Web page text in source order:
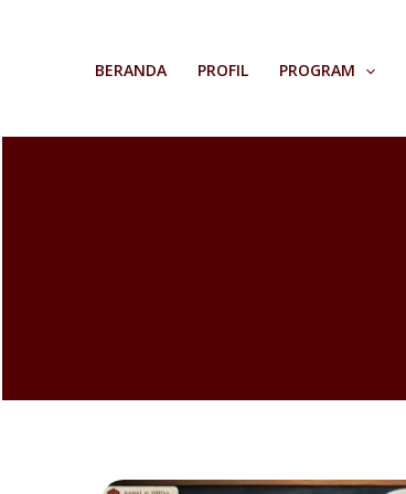
BERANDA PROFIL PROGRAM